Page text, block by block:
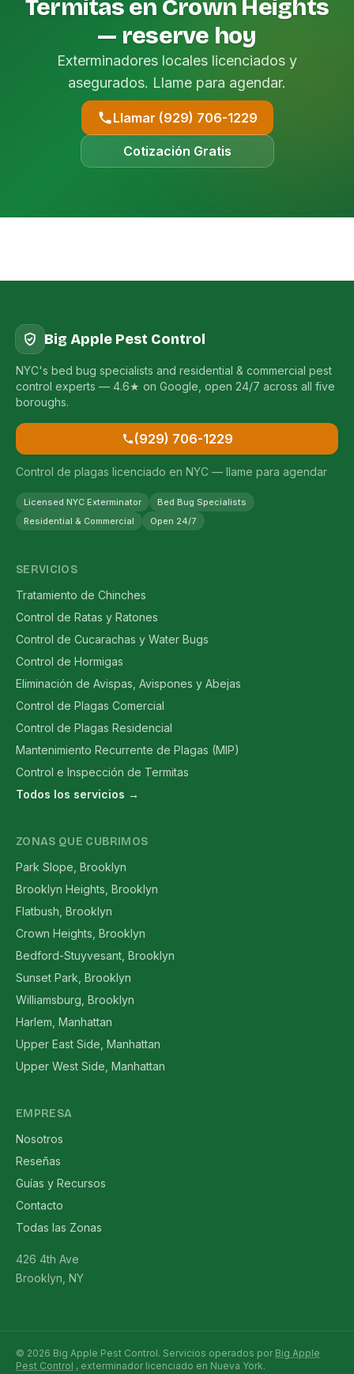
Termitas en Crown Heights
— reserve hoy
Exterminadores locales licenciados y
asegurados. Llame para agendar.
Llamar (929) 706-1229
Cotización Gratis
Big Apple Pest Control
NYC's bed bug specialists and residential & commercial pest
control experts — 4.6★ on Google, open 24/7 across all five
boroughs.
(929) 706-1229
Control de plagas licenciado en NYC — llame para agendar
Licensed NYC Exterminator
Bed Bug Specialists
Residential & Commercial
Open 24/7
SERVICIOS
Tratamiento de Chinches
Control de Ratas y Ratones
Control de Cucarachas y Water Bugs
Control de Hormigas
Eliminación de Avispas, Avispones y Abejas
Control de Plagas Comercial
Control de Plagas Residencial
Mantenimiento Recurrente de Plagas (MIP)
Control e Inspección de Termitas
Todos los servicios →
ZONAS QUE CUBRIMOS
Park Slope, Brooklyn
Brooklyn Heights, Brooklyn
Flatbush, Brooklyn
Crown Heights, Brooklyn
Bedford-Stuyvesant, Brooklyn
Sunset Park, Brooklyn
Williamsburg, Brooklyn
Harlem, Manhattan
Upper East Side, Manhattan
Upper West Side, Manhattan
EMPRESA
Nosotros
Reseñas
Guías y Recursos
Contacto
Todas las Zonas
426 4th Ave
Brooklyn, NY
© 2026 Big Apple Pest Control. Servicios operados por Big Apple
Pest Control , exterminador licenciado en Nueva York.